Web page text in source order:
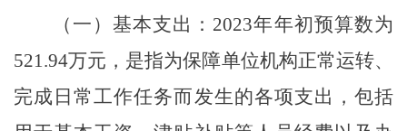
（一）基本支出：2023年年初预算数为
521.94万元，是指为保障单位机构正常运转、
完成日常工作任务而发生的各项支出，包括